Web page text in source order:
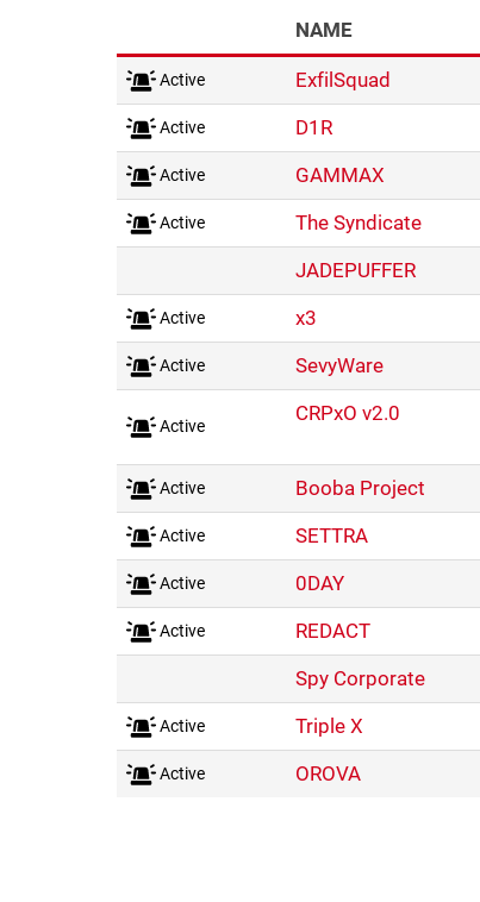
NAME
Active ExfilSquad
Active D1R
Active GAMMAX
Active The Syndicate
JADEPUFFER
Active x3
Active SevyWare
Active
CRPxO v2.0
Active Booba Project
Active SETTRA
Active 0DAY
Active REDACT
Spy Corporate
Active Triple X
Active OROVA